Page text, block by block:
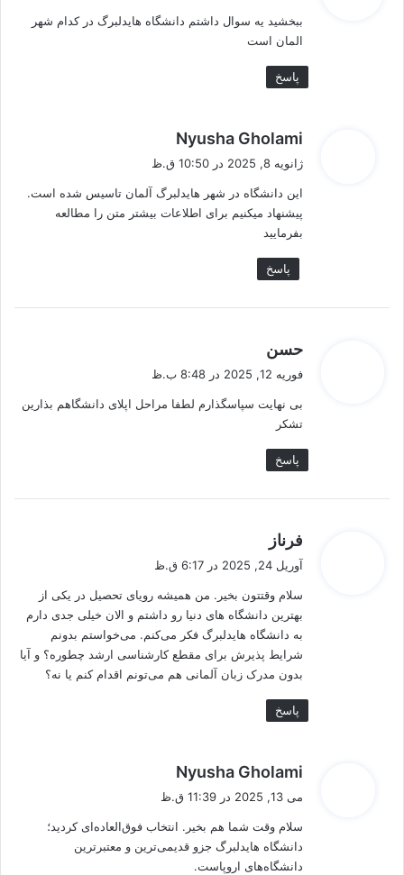
:
ببخشید یه سوال داشتم دانشگاه هایدلبرگ در کدام شهر
المان است
پاسخ
Nyusha Gholami
:
ژانویه 8, 2025 در 10:50 ق.ظ
این دانشگاه در شهر هایدلبرگ آلمان تاسیس شده است.
پیشنهاد میکنیم برای اطلاعات بیشتر متن را مطالعه
بفرمایید
پاسخ
حسن
ف
:
فوریه 12, 2025 در 8:48 ب.ظ
بی نهایت سپاسگذارم لطفا مراحل اپلای دانشگاهم بذارین
تشکر
پاسخ
فرناز
ف
:
آوریل 24, 2025 در 6:17 ق.ظ
سلام وقتتون بخیر. من همیشه رویای تحصیل در یکی از
بهترین دانشگاه‌ های دنیا رو داشتم و الان خیلی جدی دارم
به دانشگاه هایدلبرگ فکر می‌کنم. می‌خواستم بدونم
شرایط پذیرش برای مقطع کارشناسی ارشد چطوره؟ و آیا
بدون مدرک زبان آلمانی هم می‌تونم اقدام کنم یا نه؟
پاسخ
Nyusha Gholami
:
می 13, 2025 در 11:39 ق.ظ
سلام وقت شما هم بخیر. انتخاب فوق‌العاده‌ای کردید؛
دانشگاه هایدلبرگ جزو قدیمی‌ترین و معتبرترین
دانشگاه‌های اروپاست.